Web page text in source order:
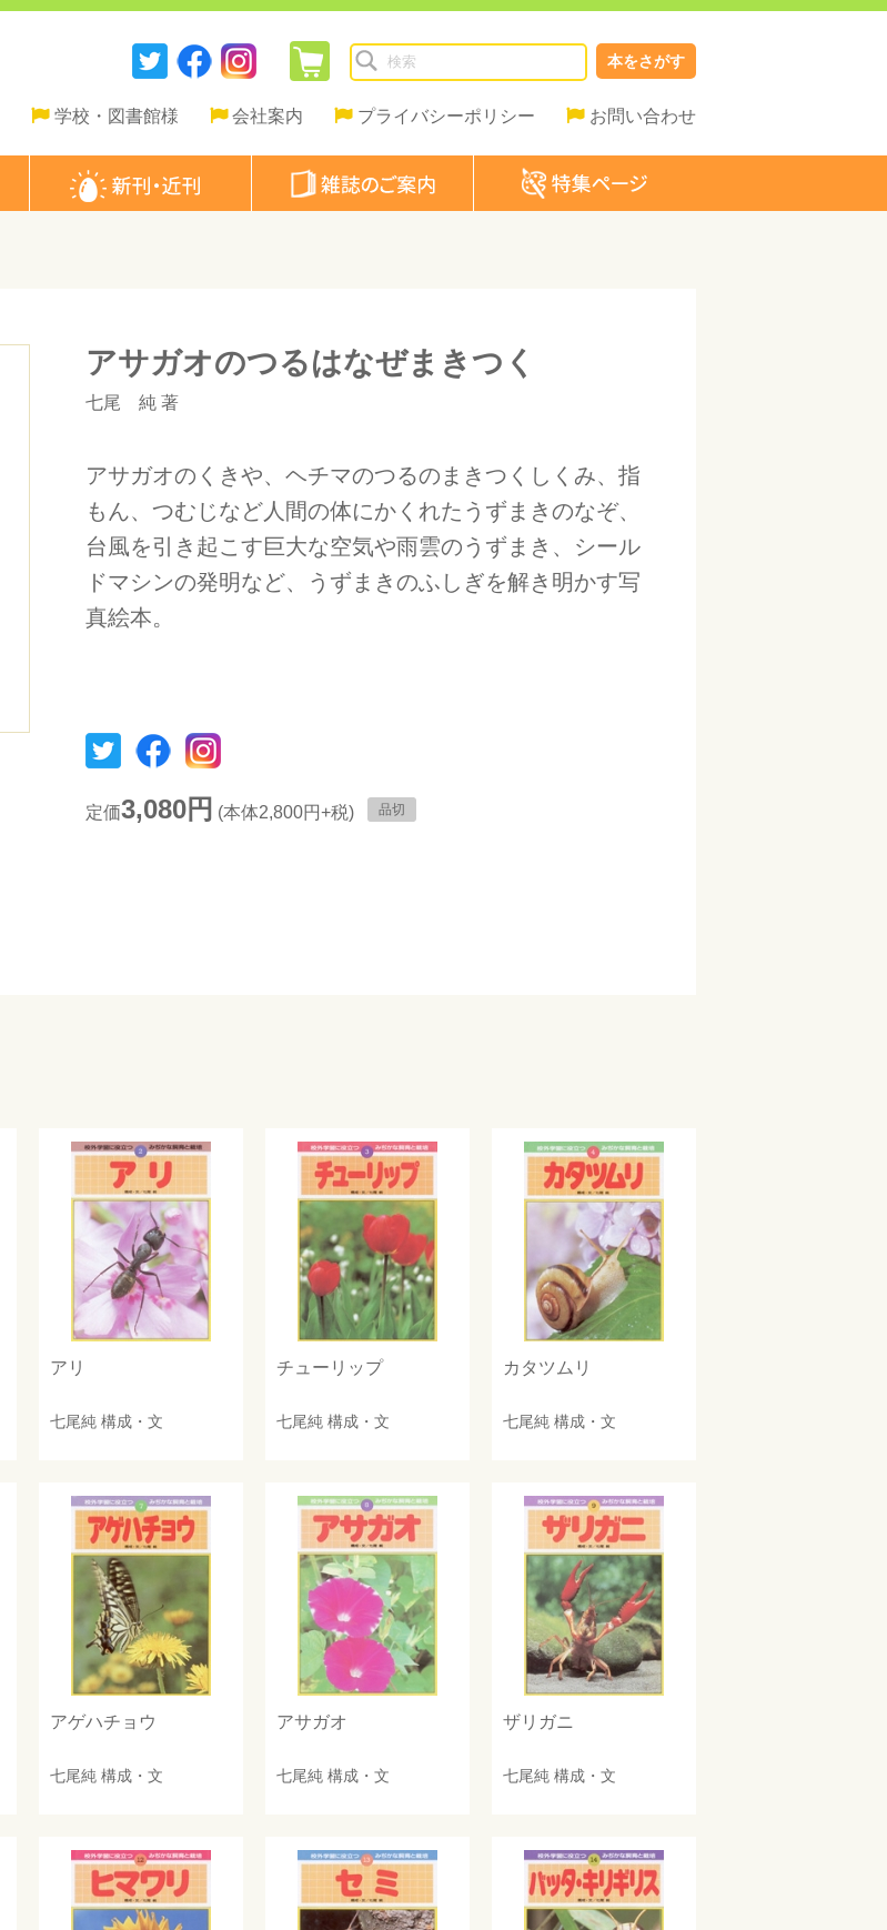
本をさがす
学校・図書館様 会社案内 プライバシーポリシー お問い合わせ
アサガオのつるはなぜまきつく
七尾 純 著
アサガオのくきや、ヘチマのつるのまきつくしくみ、指
もん、つむじなど人間の体にかくれたうずまきのなぞ、
台風を引き起こす巨大な空気や雨雲のうずまき、シール
ドマシンの発明など、うずまきのふしぎを解き明かす写
真絵本。
定価3,080円 (本体2,800円+税) 品切
アリ
七尾純 構成・文
チューリップ
七尾純 構成・文
カタツムリ
七尾純 構成・文
アゲハチョウ
七尾純 構成・文
アサガオ
七尾純 構成・文
ザリガニ
七尾純 構成・文